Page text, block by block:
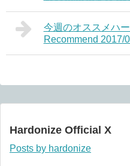
今週のオススメハ
Recommend 2017/
Hardonize Official X
Posts by hardonize